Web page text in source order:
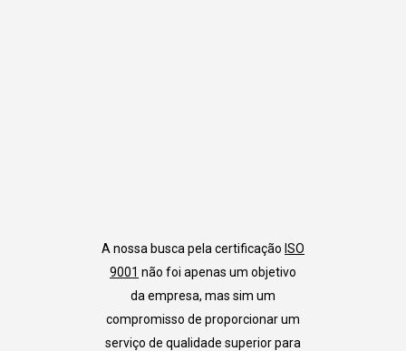
A nossa busca pela certificação ISO
9001 não foi apenas um objetivo
da empresa, mas sim um
compromisso de proporcionar um
serviço de qualidade superior para